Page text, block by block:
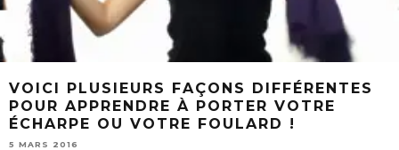
VOICI PLUSIEURS FAÇONS DIFFÉRENTES
POUR APPRENDRE À PORTER VOTRE
ÉCHARPE OU VOTRE FOULARD !
5 MARS 2016